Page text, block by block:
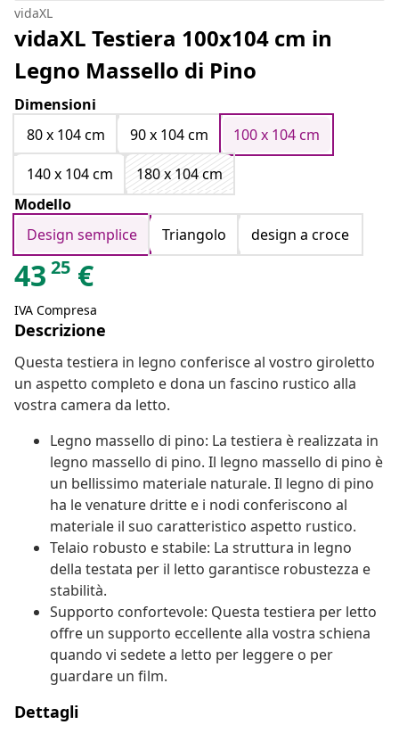
vidaXL
vidaXL Testiera 100x104 cm in
Legno Massello di Pino
Dimensioni
80 x 104 cm
90 x 104 cm
100 x 104 cm
140 x 104 cm
180 x 104 cm
Modello
Design semplice
Triangolo design a croce
43 25 €
IVA Compresa
Descrizione
Questa testiera in legno conferisce al vostro giroletto
un aspetto completo e dona un fascino rustico alla
vostra camera da letto.
Legno massello di pino: La testiera è realizzata in
legno massello di pino. Il legno massello di pino è
un bellissimo materiale naturale. Il legno di pino
ha le venature dritte e i nodi conferiscono al
materiale il suo caratteristico aspetto rustico.
Telaio robusto e stabile: La struttura in legno
della testata per il letto garantisce robustezza e
stabilità.
Supporto confortevole: Questa testiera per letto
offre un supporto eccellente alla vostra schiena
quando vi sedete a letto per leggere o per
guardare un film.
Dettagli